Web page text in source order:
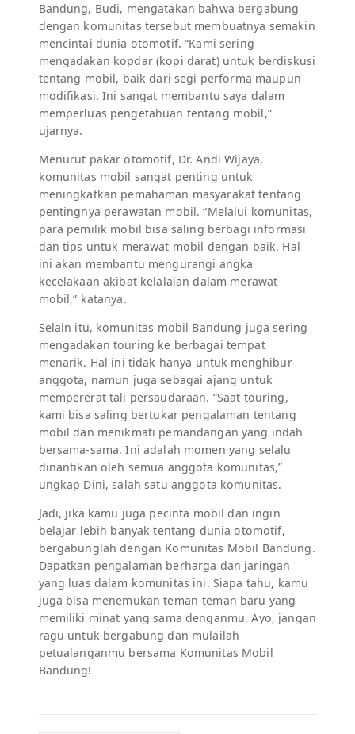
Bandung, Budi, mengatakan bahwa bergabung
dengan komunitas tersebut membuatnya semakin
mencintai dunia otomotif. “Kami sering
mengadakan kopdar (kopi darat) untuk berdiskusi
tentang mobil, baik dari segi performa maupun
modifikasi. Ini sangat membantu saya dalam
memperluas pengetahuan tentang mobil,”
ujarnya.
Menurut pakar otomotif, Dr. Andi Wijaya,
komunitas mobil sangat penting untuk
meningkatkan pemahaman masyarakat tentang
pentingnya perawatan mobil. “Melalui komunitas,
para pemilik mobil bisa saling berbagi informasi
dan tips untuk merawat mobil dengan baik. Hal
ini akan membantu mengurangi angka
kecelakaan akibat kelalaian dalam merawat
mobil,” katanya.
Selain itu, komunitas mobil Bandung juga sering
mengadakan touring ke berbagai tempat
menarik. Hal ini tidak hanya untuk menghibur
anggota, namun juga sebagai ajang untuk
mempererat tali persaudaraan. “Saat touring,
kami bisa saling bertukar pengalaman tentang
mobil dan menikmati pemandangan yang indah
bersama-sama. Ini adalah momen yang selalu
dinantikan oleh semua anggota komunitas,”
ungkap Dini, salah satu anggota komunitas.
Jadi, jika kamu juga pecinta mobil dan ingin
belajar lebih banyak tentang dunia otomotif,
bergabunglah dengan Komunitas Mobil Bandung.
Dapatkan pengalaman berharga dan jaringan
yang luas dalam komunitas ini. Siapa tahu, kamu
juga bisa menemukan teman-teman baru yang
memiliki minat yang sama denganmu. Ayo, jangan
ragu untuk bergabung dan mulailah
petualanganmu bersama Komunitas Mobil
Bandung!